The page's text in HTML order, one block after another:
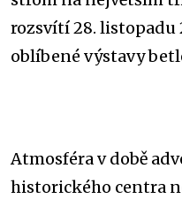
rozsvítí 28. listopadu
oblíbené výstavy
Atmosféra v době
historického centra